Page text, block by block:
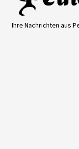
Ihre Nachrichten aus